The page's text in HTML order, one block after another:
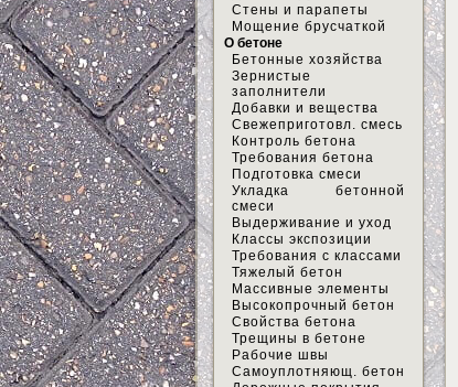
Стены и парапеты
Мощение брусчаткой
О бетоне
Бетонные хозяйства
Зернистые
заполнители
Добавки и вещества
Свежеприготовл. смесь
Контроль бетона
Требования бетона
Подготовка смеси
Укладка бетонной
смеси
Выдерживание и уход
Классы экспозиции
Требования с классами
Тяжелый бетон
Массивные элементы
Высокопрочный бетон
Свойства бетона
Трещины в бетоне
Рабочие швы
Самоуплотняющ. бетон